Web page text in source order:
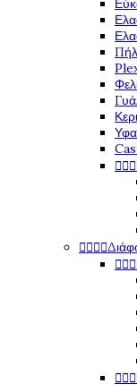



